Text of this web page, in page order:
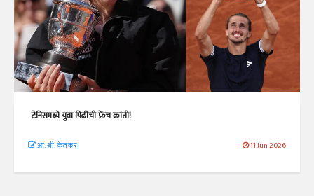
टेनिसमध्ये युवा पिढीची फ्रेंच क्रांती!
आ. श्री. केतकर 11 Jun 2026